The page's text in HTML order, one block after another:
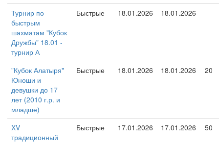
Турнир по
быстрым
шахматам "Кубок
Дружбы" 18.01 -
турнир А
Быстрые 18.01.2026 18.01.2026
"Кубок Алатыря"
Юноши и
девушки до 17
лет (2010 г.р. и
младше)
Быстрые 18.01.2026 18.01.2026 20
XV
традиционный
Быстрые 17.01.2026 17.01.2026 50